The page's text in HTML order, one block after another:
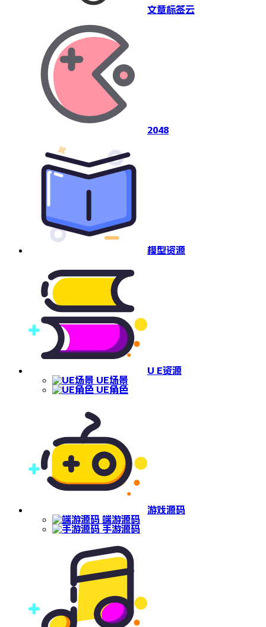
文章标签云
2048
模型资源
U E资源
UE场景
UE角色
游戏源码
端游源码
手游源码